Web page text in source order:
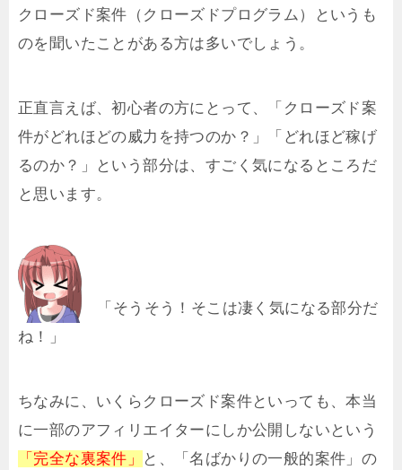
クローズド案件（クローズドプログラム）というも
のを聞いたことがある方は多いでしょう。
正直言えば、初心者の方にとって、「クローズド案
件がどれほどの威力を持つのか？」「どれほど稼げ
るのか？」という部分は、すごく気になるところだ
と思います。
「そうそう！そこは凄く気になる部分だ
ね！」
ちなみに、いくらクローズド案件といっても、本当
に一部のアフィリエイターにしか公開しないという
「完全な裏案件」
と、「名ばかりの一般的案件」の